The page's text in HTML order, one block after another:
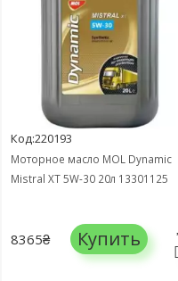
Код:220193
Моторное масло MOL Dynamic
Mistral XT 5W-30 20л 13301125
8365₴ Купить